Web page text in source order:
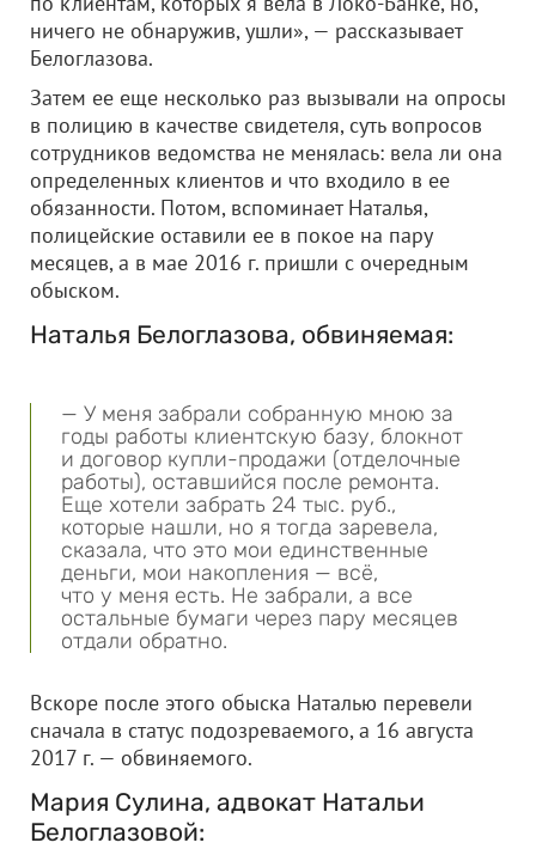
ничего не обнаружив, ушли», — рассказывает
Белоглазова.
Затем ее еще несколько раз вызывали на опросы
в полицию в качестве свидетеля, суть вопросов
сотрудников ведомства не менялась: вела ли она
определенных клиентов и что входило в ее
обязанности. Потом, вспоминает Наталья,
полицейские оставили ее в покое на пару
месяцев, а в мае 2016 г. пришли с очередным
обыском.
Наталья Белоглазова, обвиняемая:
— У меня забрали собранную мною за
годы работы клиентскую базу, блокнот
и договор купли-продажи (отделочные
работы), оставшийся после ремонта.
Еще хотели забрать 24 тыс. руб.,
которые нашли, но я тогда заревела,
сказала, что это мои единственные
деньги, мои накопления — всё,
что у меня есть. Не забрали, а все
остальные бумаги через пару месяцев
отдали обратно.
Вскоре после этого обыска Наталью перевели
сначала в статус подозреваемого, а 16 августа
2017 г. — обвиняемого.
Мария Сулина, адвокат Натальи
Белоглазовой: